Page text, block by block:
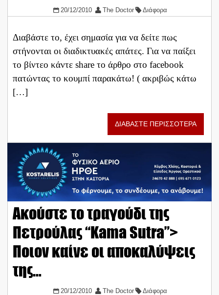
20/12/2010 The Doctor Διάφορα
Διαβάστε το, έχει σημασία για να δείτε πως
στήνονται οι διαδικτυακές απάτες. Για να παίξει
το βίντεο κάντε share το άρθρο στο facebook
πατώντας το κουμπί παρακάτω! ( ακριβώς κάτω
[…]
ΔΙΑΒΑΣΤΕ ΠΕΡΙΣΣΟΤΕΡΑ
Ακούστε το τραγούδι της
Πετρούλας “Kama Sutra”>
Ποιον καίνε οι αποκαλύψεις
της…
20/12/2010 The Doctor Διάφορα